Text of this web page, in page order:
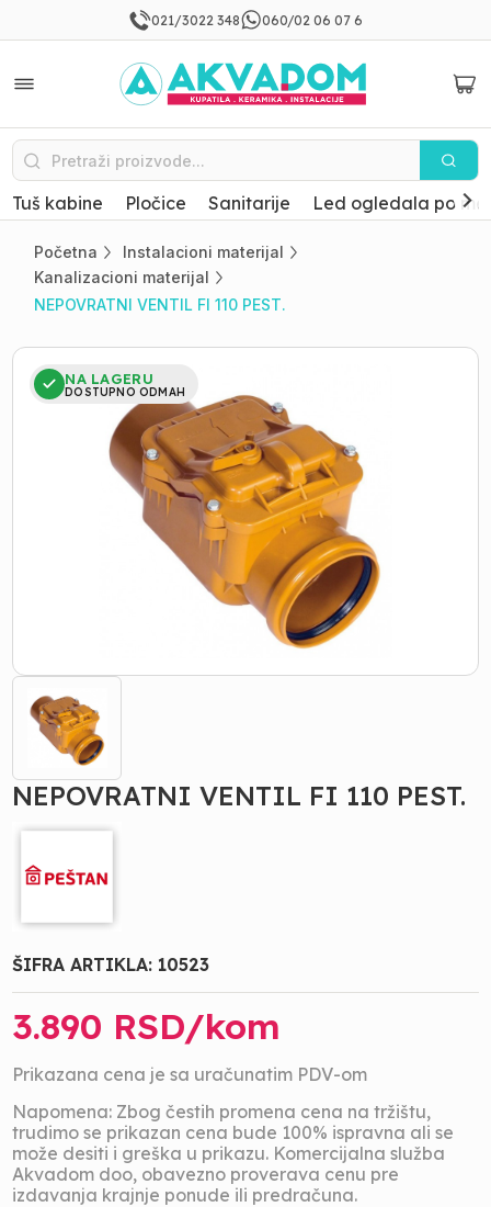
021/3022 348 060/02 06 07 6
Tuš kabine Pločice Sanitarije Led ogledala po
Početna
Instalacioni materijal
Kanalizacioni materijal
NEPOVRATNI VENTIL FI 110 PEST.
NA LAGERU
DOSTUPNO ODMAH
NEPOVRATNI VENTIL FI 110 PEST.
ŠIFRA ARTIKLA: 10523
3.890 RSD/kom
Prikazana cena je sa uračunatim PDV-om
Napomena: Zbog čestih promena cena na tržištu,
trudimo se prikazan cena bude 100% ispravna ali se
može desiti i greška u prikazu. Komercijalna služba
Akvadom doo, obavezno proverava cenu pre
izdavanja krajnje ponude ili predračuna.